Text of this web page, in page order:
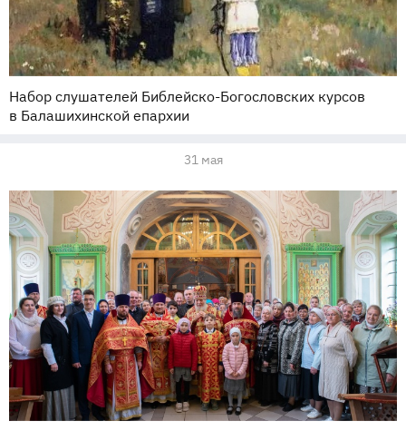
Набор слушателей Библейско-Богословских курсов
в Балашихинской епархии
31 мая